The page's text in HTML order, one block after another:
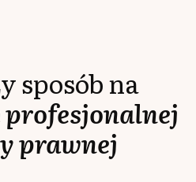
sposób na
profesjonalnej
prawnej